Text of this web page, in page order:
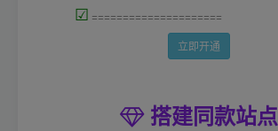
☑ =====================
立即开通
搭建同款站点